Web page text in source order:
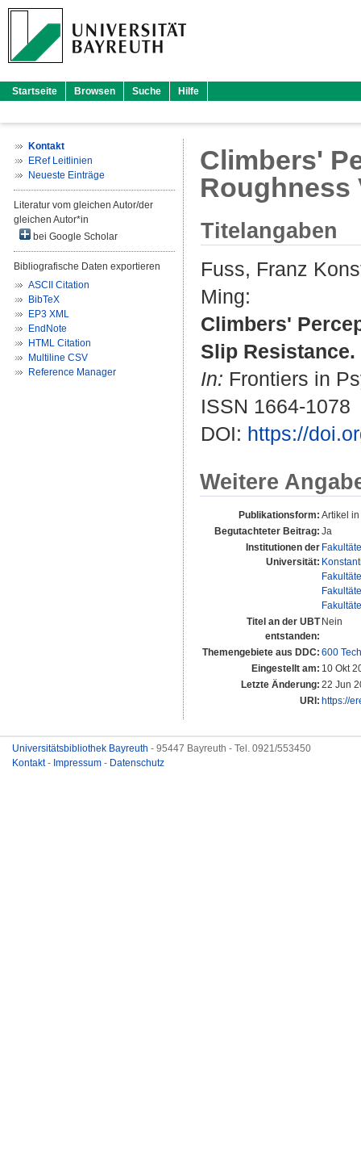
Startseite Browsen Suche Hilfe
Kontakt
ERef Leitlinien
Neueste Einträge
Literatur vom gleichen Autor/der
gleichen Autor*in
bei Google Scholar
Bibliografische Daten exportieren
ASCII Citation
BibTeX
EP3 XML
EndNote
HTML Citation
Multiline CSV
Reference Manager
Climbers'
Roughness
Titelangaben
Fuss, Franz
Ming:
Climbers'
Slip Resistance.
In: Frontiers in
ISSN 1664-1078
DOI: https://
Weitere
Publikationsform: Artikel
Begutachteter Beitrag: Ja
Institutionen der
Universität:
Titel an der UBT
entstanden:
Nein
Themengebiete aus DDC: 600
Eingestellt am: 10 Okt
Letzte Änderung: 22 Jun
URI: https://
Universitätsbibliothek Bayreuth - 95447 Bayreuth - Tel. 0921/553450
Kontakt- Impressum - Datenschutz